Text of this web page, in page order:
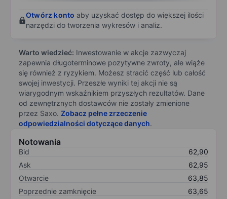
Otwórz konto aby uzyskać dostęp do większej ilości
narzędzi do tworzenia wykresów i analiz.
Warto wiedzieć: Inwestowanie w akcje zazwyczaj
zapewnia długoterminowe pozytywne zwroty, ale wiąże
się również z ryzykiem. Możesz stracić część lub całość
swojej inwestycji. Przeszłe wyniki tej akcji nie są
wiarygodnym wskaźnikiem przyszłych rezultatów. Dane
od zewnętrznych dostawców nie zostały zmienione
przez Saxo. Zobacz pełne zrzeczenie
odpowiedzialności dotyczące danych.
Notowania
Bid
62,90
Ask
62,95
Otwarcie
63,85
Poprzednie zamknięcie
63,65